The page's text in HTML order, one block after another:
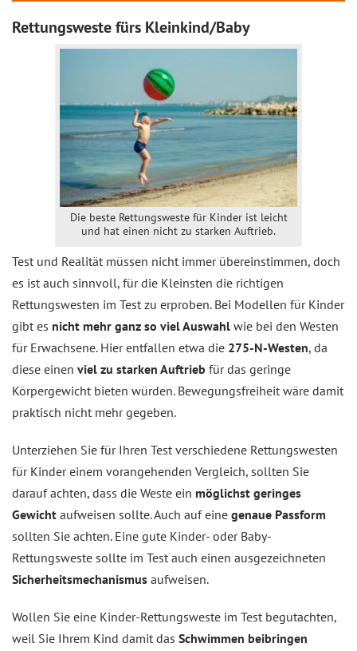
Rettungsweste fürs Kleinkind/Baby
Die beste Rettungsweste für Kinder ist leicht
und hat einen nicht zu starken Auftrieb.
Test und Realität müssen nicht immer übereinstimmen, doch
es ist auch sinnvoll, für die Kleinsten die richtigen
Rettungswesten im Test zu erproben. Bei Modellen für Kinder
gibt es nicht mehr ganz so viel Auswahl wie bei den Westen
für Erwachsene. Hier entfallen etwa die 275-N-Westen, da
diese einen viel zu starken Auftrieb für das geringe
Körpergewicht bieten würden. Bewegungsfreiheit wäre damit
praktisch nicht mehr gegeben.
Unterziehen Sie für Ihren Test verschiedene Rettungswesten
für Kinder einem vorangehenden Vergleich, sollten Sie
darauf achten, dass die Weste ein möglichst geringes
Gewicht aufweisen sollte. Auch auf eine genaue Passform
sollten Sie achten. Eine gute Kinder- oder Baby-
Rettungsweste sollte im Test auch einen ausgezeichneten
Sicherheitsmechanismus aufweisen.
Wollen Sie eine Kinder-Rettungsweste im Test begutachten,
weil Sie Ihrem Kind damit das Schwimmen beibringen